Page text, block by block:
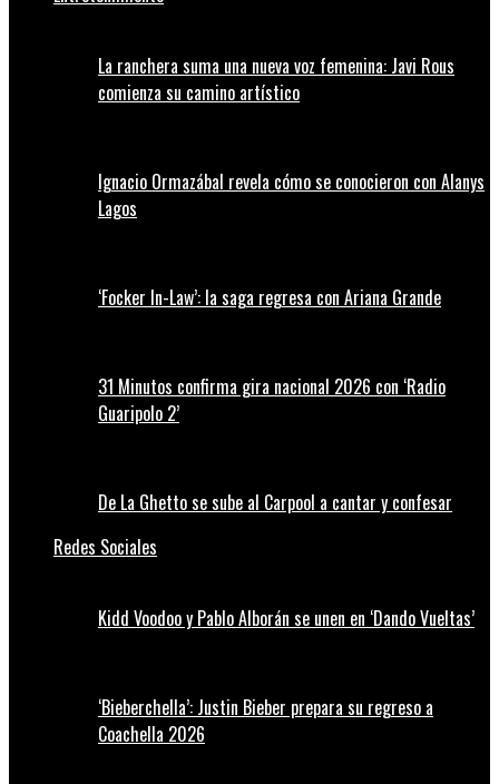
La ranchera suma una nueva voz femenina: Javi Rous
comienza su camino artístico
Ignacio Ormazábal revela cómo se conocieron con Alanys
Lagos
‘Focker In-Law’: la saga regresa con Ariana Grande
31 Minutos confirma gira nacional 2026 con ‘Radio
Guaripolo 2’
De La Ghetto se sube al Carpool a cantar y confesar
Redes Sociales
Kidd Voodoo y Pablo Alborán se unen en ‘Dando Vueltas’
‘Bieberchella’: Justin Bieber prepara su regreso a
Coachella 2026